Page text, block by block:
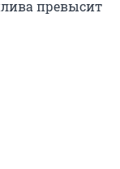
превысит